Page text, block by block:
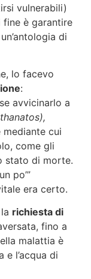
vulnerabili)
è garantire
di
lo facevo
:
avvicinarlo a
thanatos),
cui
come gli
stato di morte.
po’”
era certo.
richiesta di
fino a
malattia è
e l’acqua di